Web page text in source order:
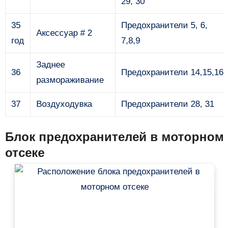
35
год
Аксессуар # 2
Предохранители 5, 6,
7,8,9
36
Заднее
размораживание
Предохранители 14,15,16
37 Воздуходувка Предохранители 28, 31
Блок предохранителей в моторном
отсеке